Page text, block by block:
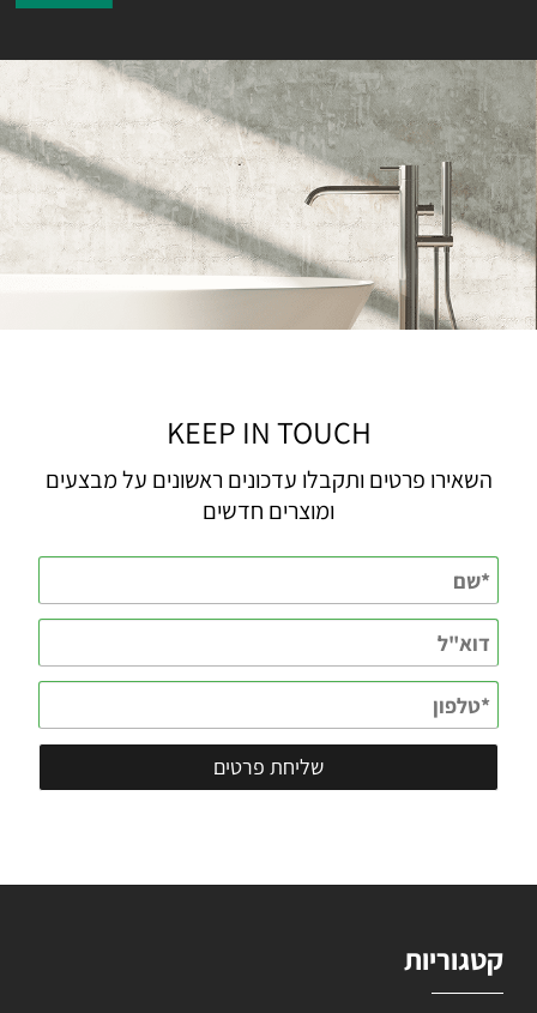
KEEP IN TOUCH
השאירו פרטים ותקבלו עדכונים ראשונים על מבצעים
ומוצרים חדשים
קטגוריות